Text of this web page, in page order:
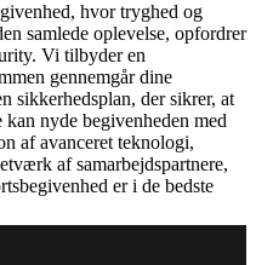
hvor tryghed og
samlede oplevelse, opfordrer
Vi tilbyder en
gennemgår dine
sikkerhedsplan, der sikrer, at
kan nyde begivenheden med
af avanceret teknologi,
af samarbejdspartnere,
er i de bedste